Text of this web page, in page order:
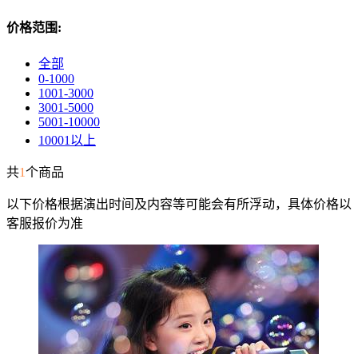
价格范围:
全部
0-1000
1001-3000
3001-5000
5001-10000
10001以上
共1个商品
以下价格根据演出时间及内容等可能会有所浮动，具体价格以
客服报价为准